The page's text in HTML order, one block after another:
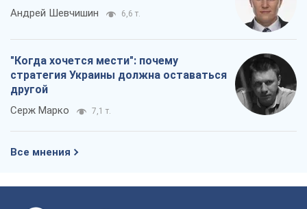
Андрей Шевчишин 6,6 т.
"Когда хочется мести": почему
стратегия Украины должна оставаться
другой
Серж Марко 7,1 т.
Все мнения